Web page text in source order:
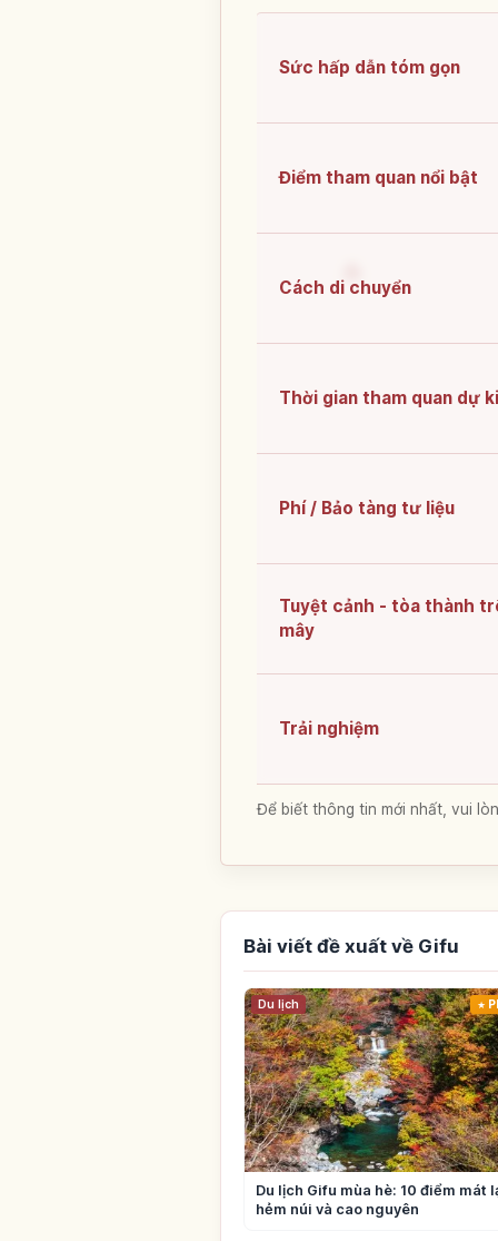
Sức hấp dẫn tóm gọn
Điểm tham quan nổi bật
Cách di chuyển
Thời gian tham quan dự
Phí / Bảo tàng tư liệu
Tuyệt cảnh - tòa thành
mây
Trải nghiệm
Để biết thông tin mới nhất, vui
Bài viết đề xuất về Gifu
Du lịch
Du lịch Gifu mùa hè: 10 điểm mát
hẻm núi và cao nguyên